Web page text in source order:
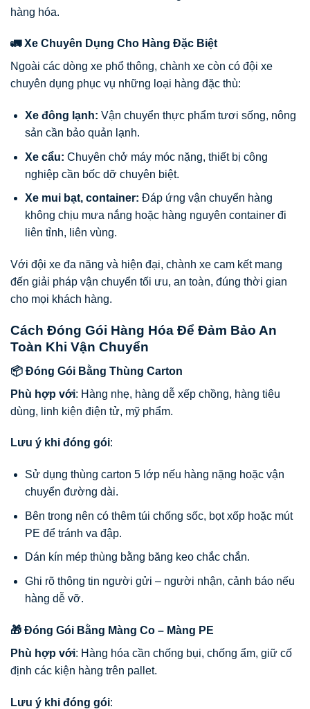
hàng hóa.
🚛 Xe Chuyên Dụng Cho Hàng Đặc Biệt
Ngoài các dòng xe phổ thông, chành xe còn có đội xe
chuyên dụng phục vụ những loại hàng đặc thù:
Xe đông lạnh: Vận chuyển thực phẩm tươi sống, nông
sản cần bảo quản lạnh.
Xe cẩu: Chuyên chở máy móc nặng, thiết bị công
nghiệp cần bốc dỡ chuyên biệt.
Xe mui bạt, container: Đáp ứng vận chuyển hàng
không chịu mưa nắng hoặc hàng nguyên container đi
liên tỉnh, liên vùng.
Với đội xe đa năng và hiện đại, chành xe cam kết mang
đến giải pháp vận chuyển tối ưu, an toàn, đúng thời gian
cho mọi khách hàng.
Cách Đóng Gói Hàng Hóa Để Đảm Bảo An
Toàn Khi Vận Chuyển
📦 Đóng Gói Bằng Thùng Carton
Phù hợp với: Hàng nhẹ, hàng dễ xếp chồng, hàng tiêu
dùng, linh kiện điện tử, mỹ phẩm.
Lưu ý khi đóng gói:
Sử dụng thùng carton 5 lớp nếu hàng nặng hoặc vận
chuyển đường dài.
Bên trong nên có thêm túi chống sốc, bọt xốp hoặc mút
PE để tránh va đập.
Dán kín mép thùng bằng băng keo chắc chắn.
Ghi rõ thông tin người gửi – người nhận, cảnh báo nếu
hàng dễ vỡ.
🎁 Đóng Gói Bằng Màng Co – Màng PE
Phù hợp với: Hàng hóa cần chống bụi, chống ẩm, giữ cố
định các kiện hàng trên pallet.
Lưu ý khi đóng gói: